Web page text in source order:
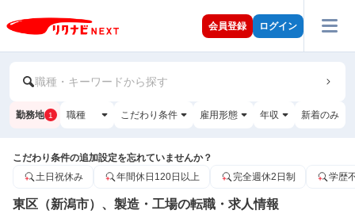
会員登録 ログイン
職種・キーワードから探す
勤務地 1 職種 こだわり条件 雇用形態 年収 新着のみ
こだわり条件の追加設定を忘れていませんか？
土日祝休み
年間休日120日以上 完全週休2日制 学歴
東区（新潟市）、製造・工場の転職・求人情報